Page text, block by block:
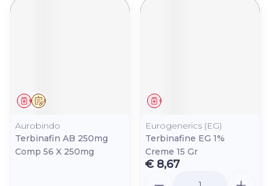
Op voorschrift
Geneesmiddel
Aurobindo
Terbinafin AB 250mg
Comp 56 X 250mg
Geneesmiddel
Eurogenerics (EG)
Terbinafine EG 1%
Creme 15 Gr
€ 8,67